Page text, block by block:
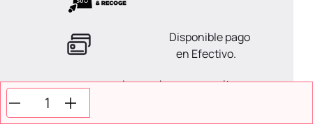
Disponible pago
en Efectivo.
La ayuda que necesitas